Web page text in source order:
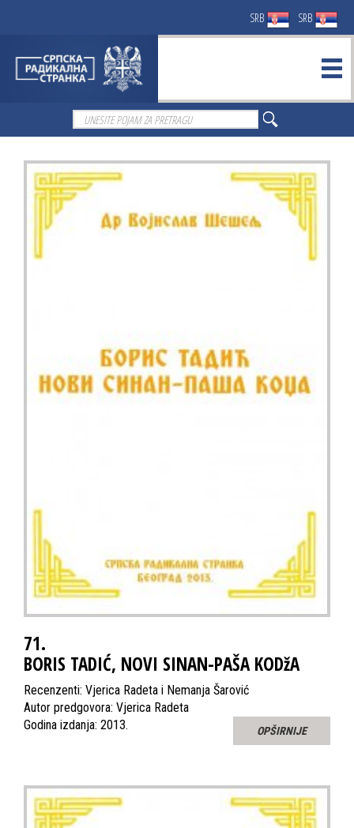
SRB SRB
71.
BORIS TADIĆ, NOVI SINAN-PAŠA KODžA
Recenzenti: Vjerica Radeta i Nemanja Šarović
Autor predgovora: Vjerica Radeta
Godina izdanja: 2013.
OPŠIRNIJE